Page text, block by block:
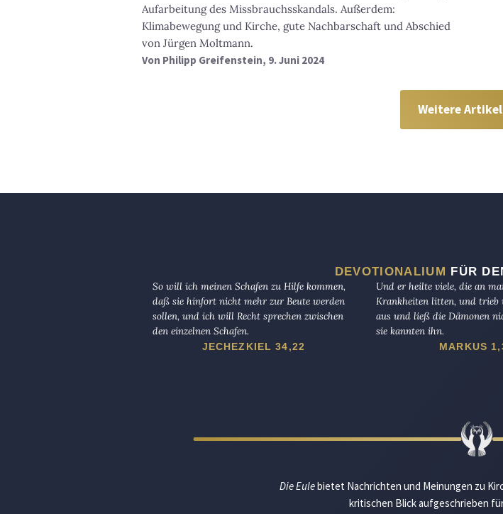
Aufarbeitung des Missbrauchsskandals. Außerdem:
Klimabewegung und Kirche, gute Nachbarschaft und Abschied
von Jürgen Moltmann.
Von Philipp Greifenstein, 9. Juni 2024
Weitere
DEVOTIONALIUM FÜR
So will ich meinen Schafen zu Hilfe kommen,
daß sie hinfort nicht mehr zur Beute werden
sollen, und ich will Recht sprechen zwischen
den einzelnen Schafen.
JECHEZKIEL 34,22
Und er heilte viele, die an
Krankheiten litten, und trieb
aus und ließ die Dämonen
sie kannten ihn.
MARKUS
Die Eulebietet Nachrichten und Meinungen zu
kritischen Blick aufgeschrieben